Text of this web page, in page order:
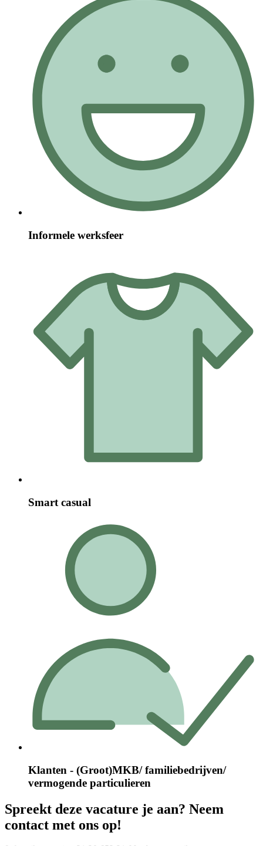
Informele werksfeer
Smart casual
Klanten - (Groot)MKB/ familiebedrijven/
vermogende particulieren
Spreekt deze vacature je aan? Neem
contact met ons op!